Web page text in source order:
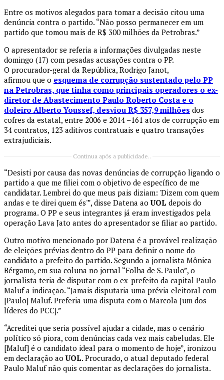
Entre os motivos alegados para tomar a decisão citou uma
denúncia contra o partido. “Não posso permanecer em um
partido que tomou mais de R$ 300 milhões da Petrobras.”
O apresentador se referia a informações divulgadas neste
domingo (17) com pesadas acusações contra o PP.
O procurador-geral da República, Rodrigo Janot,
afirmou que o esquema de corrupção sustentado pelo PP
na Petrobras, que tinha como principais operadores o ex-
diretor de Abastecimento Paulo Roberto Costa e o
doleiro Alberto Youssef, desviou R$ 357,9 milhões dos
cofres da estatal, entre 2006 e 2014 –161 atos de corrupção em
34 contratos, 123 aditivos contratuais e quatro transações
extrajudiciais.
Continua após a publicidade..
“Desisti por causa das novas denúncias de corrupção ligando o
partido a que me filiei com o objetivo de específico de me
candidatar. Lembrei do que meus pais diziam: 'Dizem com quem
andas e te direi quem és'”, disse Datena aoUOL depois do
programa. O PP e seus integrantes já eram investigados pela
operação Lava Jato antes do apresentador se filiar ao partido.
Outro motivo mencionado por Datena é a provável realização
de eleições prévias dentro do PP para definir o nome do
candidato a prefeito do partido. Segundo a jornalista Mônica
Bérgamo, em sua coluna no jornal “Folha de S. Paulo”, o
jornalista teria de disputar com o ex-prefeito da capital Paulo
Maluf a indicação. “Jamais disputaria uma prévia eleitoral com
[Paulo] Maluf. Preferia uma disputa com o Marcola [um dos
líderes do PCC].”
“Acreditei que seria possível ajudar a cidade, mas o cenário
político só piora, com denúncias cada vez mais cabeludas. Ele
[Maluf] é o candidato ideal para o momento de hoje”, ironizou
em declaração aoUOL. Procurado, o atual deputado federal
Paulo Maluf não quis comentar as declarações do jornalista.